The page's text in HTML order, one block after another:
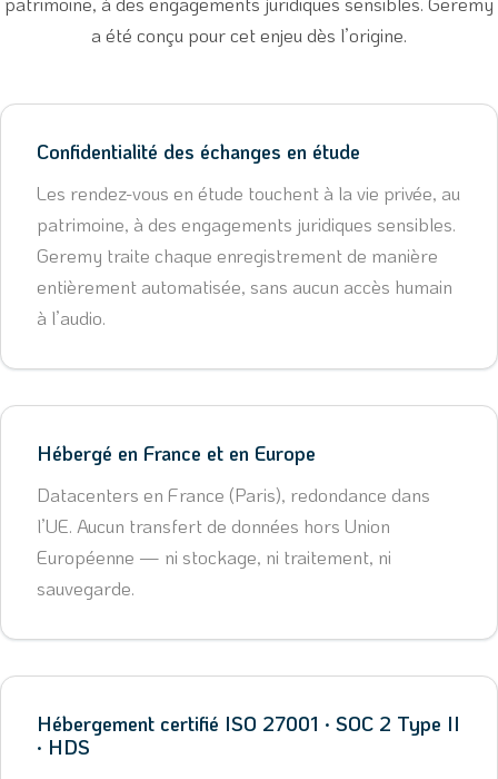
a été conçu pour cet enjeu dès l’origine.
Confidentialité des échanges en étude
Les rendez-vous en étude touchent à la vie privée, au
patrimoine, à des engagements juridiques sensibles.
Geremy traite chaque enregistrement de manière
entièrement automatisée, sans aucun accès humain
à l’audio.
Hébergé en France et en Europe
Datacenters en France (Paris), redondance dans
l’UE. Aucun transfert de données hors Union
Européenne — ni stockage, ni traitement, ni
sauvegarde.
Hébergement certifié ISO 27001 · SOC 2 Type II
· HDS